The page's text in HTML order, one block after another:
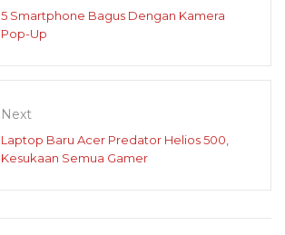
5 Smartphone Bagus Dengan Kamera
Pop-Up
Next
Laptop Baru Acer Predator Helios 500,
Kesukaan Semua Gamer